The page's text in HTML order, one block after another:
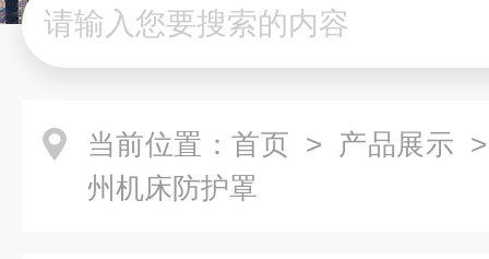
当前位置： 首页 > 产品展示
州机床防护罩